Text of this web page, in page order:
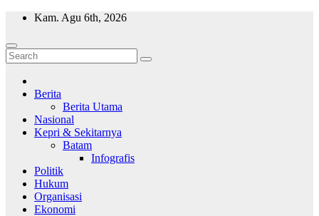
Skip
content
Kam. Agu 6th, 2026
Wajah Batam
CCTV nya kota Batam
Berita
Berita Utama
Nasional
Kepri & Sekitarnya
Batam
Infografis
Politik
Hukum
Organisasi
Ekonomi